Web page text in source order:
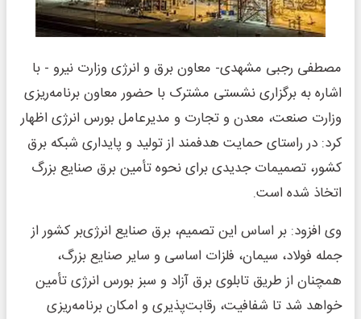
مصطفی رجبی مشهدی- معاون برق و انرژی وزارت نیرو - با
اشاره به برگزاری نشستی مشترک با حضور معاون برنامه‌ریزی
وزارت صنعت، معدن و تجارت و مدیرعامل بورس انرژی اظهار
کرد: در راستای حمایت هدفمند از تولید و پایداری شبکه برق
کشور، تصمیمات جدیدی برای نحوه تأمین برق صنایع بزرگ
اتخاذ شده است.
وی افزود: بر اساس این تصمیم، برق صنایع انرژی‌بر کشور از
جمله فولاد، سیمان، فلزات اساسی و سایر صنایع بزرگ،
همچنان از طریق تابلوی برق آزاد و سبز بورس انرژی تأمین
خواهد شد تا شفافیت، رقابت‌پذیری و امکان برنامه‌ریزی